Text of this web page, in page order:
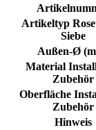
Artikeltyp
Siebe
Außen-Ø
Material
Zubehör
Oberfläche
Zubehör
Hinweis